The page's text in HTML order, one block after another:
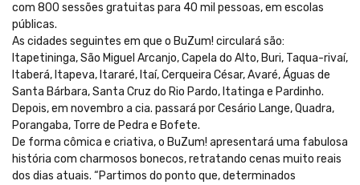
com 800 sessões gratuitas para 40 mil pessoas, em escolas
públicas.
As cidades seguintes em que o BuZum! circulará são:
Itapetininga, São Miguel Arcanjo, Capela do Alto, Buri, Taqua-rivaí,
Itaberá, Itapeva, Itararé, Itaí, Cerqueira César, Avaré, Águas de
Santa Bárbara, Santa Cruz do Rio Pardo, Itatinga e Pardinho.
Depois, em novembro a cia. passará por Cesário Lange, Quadra,
Porangaba, Torre de Pedra e Bofete.
De forma cômica e criativa, o BuZum! apresentará uma fabulosa
história com charmosos bonecos, retratando cenas muito reais
dos dias atuais. “Partimos do ponto que, determinados